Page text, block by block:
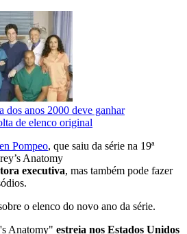
dos anos 2000 deve ganhar
de elenco original
Pompeo, que saiu da série na 19ª
Anatomy
executiva, mas também pode fazer
o elenco do novo ano da série.
Anatomy" estreia nos Estados Unidos